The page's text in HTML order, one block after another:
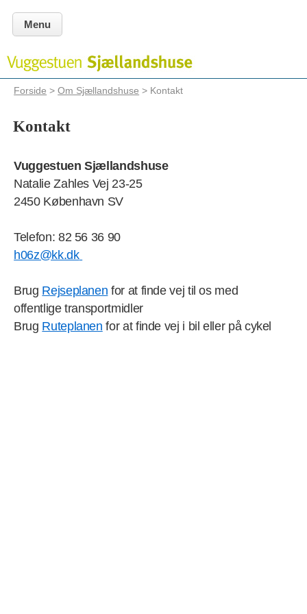
Menu
Forside >Om Sjællandshuse > Kontakt
Kontakt
Vuggestuen Sjællandshuse
Natalie Zahles Vej 23-25
2450 København SV
Telefon: 82 56 36 90
h06z@kk.dk
Brug Rejseplanen for at finde vej til os med
offentlige transportmidler
Brug Ruteplanen for at finde vej i bil eller på cykel